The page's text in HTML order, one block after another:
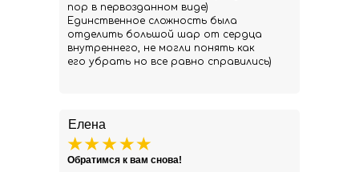
Елена
Обратимся к вам снова!
пор в первозданном виде)
Единственное сложность была
отделить большой шар от сердца
внутреннего, не могли понять как
его убрать но все равно справились)